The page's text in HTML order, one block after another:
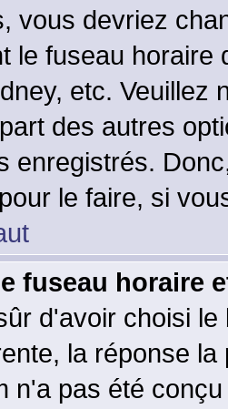
vous devriez
le fuseau
etc. Veuillez
des autres
enregistrés.
le faire, si
fuseau horaire
d'avoir choisi
la réponse
n'a pas été